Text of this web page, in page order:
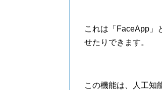
これは「FaceApp」
せたりできます。
この機能は、人工知